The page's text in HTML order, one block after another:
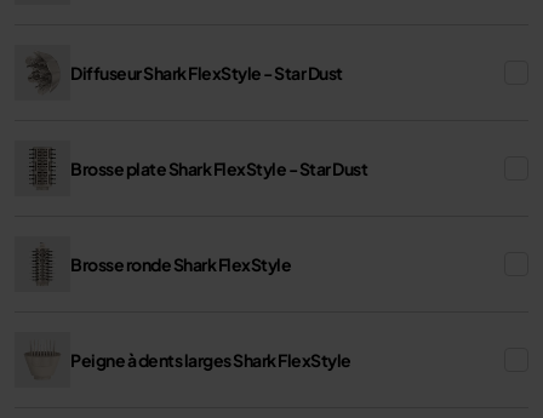
Diffuseur Shark FlexStyle - Star Dust
Brosse plate Shark FlexStyle - Star Dust
Brosse ronde Shark FlexStyle
Peigne à dents larges Shark FlexStyle